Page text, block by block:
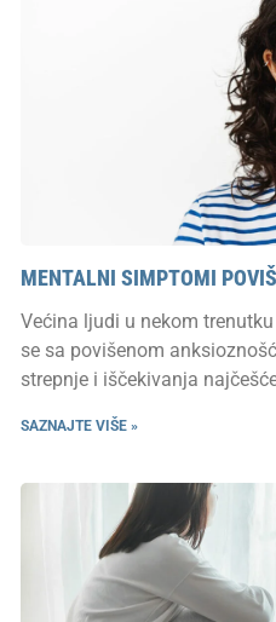
MENTALNI SIMPTOMI
Većina ljudi u nekom
se sa povišenom
strepnje i iščekivanja
SAZNAJTE VIŠE »